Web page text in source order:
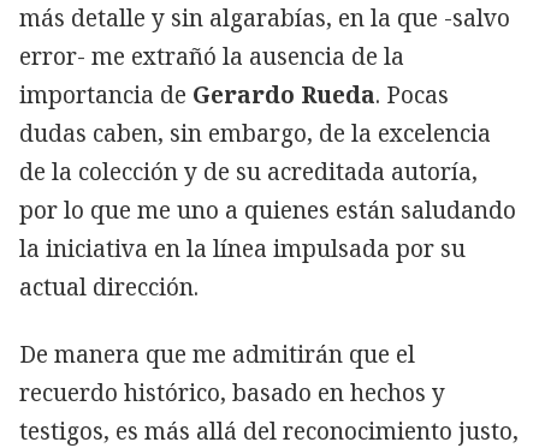
más detalle y sin algarabías, en la que -salvo
error- me extrañó la ausencia de la
importancia de Gerardo Rueda. Pocas
dudas caben, sin embargo, de la excelencia
de la colección y de su acreditada autoría,
por lo que me uno a quienes están saludando
la iniciativa en la línea impulsada por su
actual dirección.
De manera que me admitirán que el
recuerdo histórico, basado en hechos y
testigos, es más allá del reconocimiento justo,